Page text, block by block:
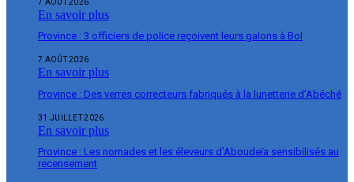
En savoir plus
Province : 3 officiers de police reçoivent leurs galons à Bol
7 AOÛT 2026
En savoir plus
Province : Des verres correcteurs fabriqués à la lunetterie d’Abéché
31 JUILLET 2026
En savoir plus
Province : Les nomades et les éleveurs d’Aboudeïa sensibilisés au
recensement